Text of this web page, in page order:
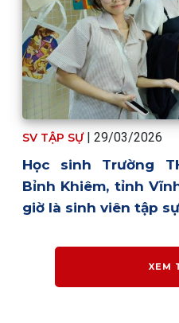
SV TẬP SỰ | 29/03/2026
Học sinh Trường
Bỉnh Khiêm, tỉnh
giờ là sinh viên tập
XEM